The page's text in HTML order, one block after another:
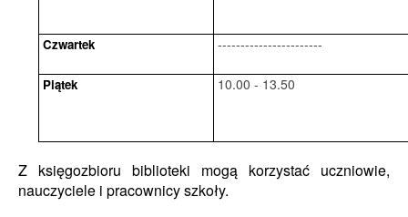
Czwartek -----------------------
Piątek 10.00 - 13.50
Z księgozbioru biblioteki mogą korzystać uczniowie,
nauczyciele i pracownicy szkoły.